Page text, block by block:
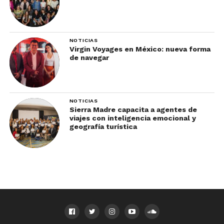
NOTICIAS
Virgin Voyages en México: nueva forma
de navegar
NOTICIAS
Sierra Madre capacita a agentes de
viajes con inteligencia emocional y
geografía turística